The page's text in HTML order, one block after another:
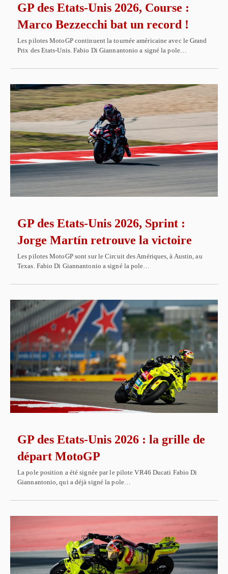
GP des Etats-Unis 2026, Course :
Marco Bezzecchi bat un record !
Les pilotes MotoGP continuent la tournée américaine avec le Grand
Prix des Etats-Unis. Fabio Di Giannantonio a signé la pole…
GP des Etats-Unis 2026, Sprint :
Jorge Martín retrouve la victoire
Les pilotes MotoGP sont sur le Circuit des Amériques, à Austin, au
Texas. Fabio Di Giannantonio a signé la pole…
GP des Etats-Unis 2026 : la grille de
départ MotoGP
La pole position a été signée par le pilote VR46 Ducati Fabio Di
Giannantonio, qui a déjà signé la pole…